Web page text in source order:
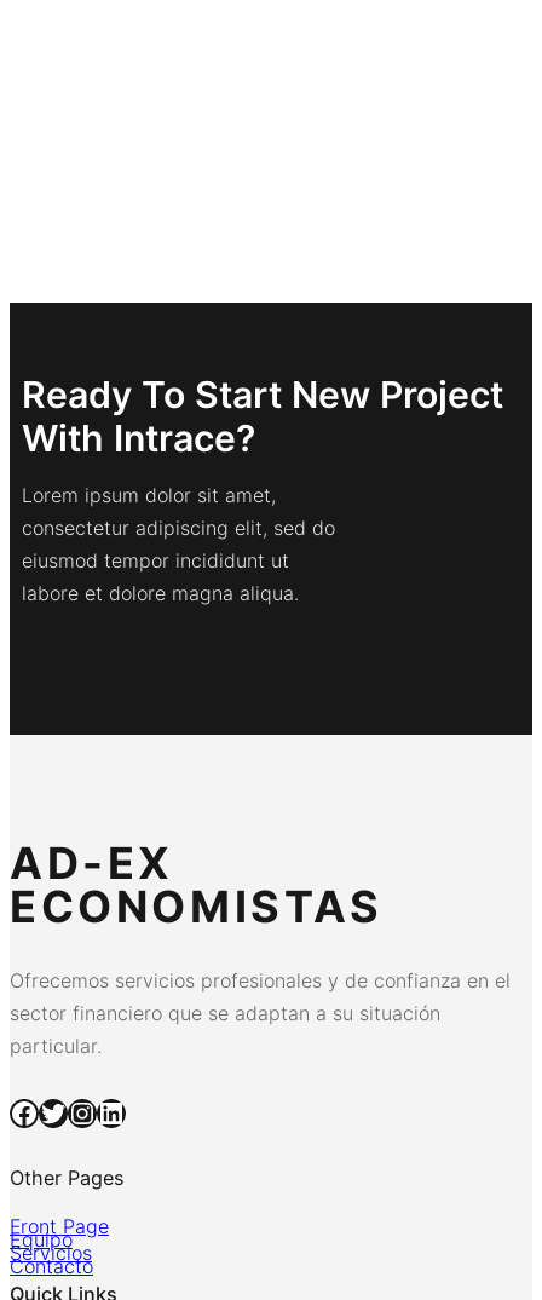
Ready To Start New Project
With Intrace?
Lorem ipsum dolor sit amet,
consectetur adipiscing elit, sed do
eiusmod tempor incididunt ut
labore et dolore magna aliqua.
AD-EX
ECONOMISTAS
Ofrecemos servicios profesionales y de confianza en el
sector financiero que se adaptan a su situación
particular.
Facebook Twitter InstagramLinkedIn
Other Pages
Front Page
Equipo
Servicios
Contacto
Quick Links